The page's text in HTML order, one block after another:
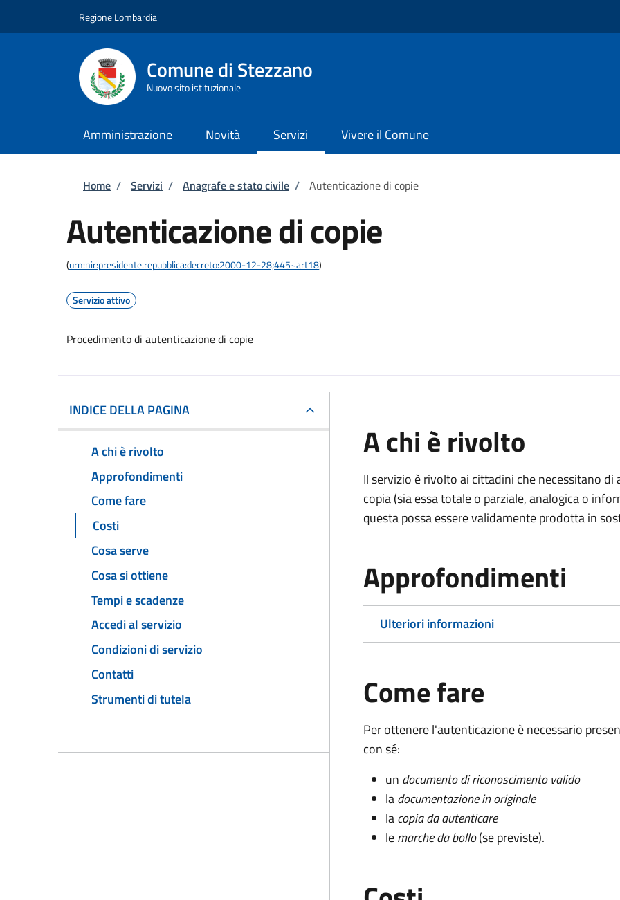
Regione Lombardia
Comune di Stezzano
Nuovo sito istituzionale
Amministrazione Novità Servizi Vivere il Comune
Briciole di pane
Home / Servizi / Anagrafe e stato civile / Autenticazione di copie
Autenticazione di copie
(urn:nir:presidente.repubblica:decreto:2000-12-28;445~art18)
Servizio attivo
Procedimento di autenticazione di copie
INDICE DELLA PAGINA
A chi è rivolto
Approfondimenti
Come fare
Costi
Cosa serve
Cosa si ottiene
Tempi e scadenze
Accedi al servizio
Condizioni di servizio
Contatti
Strumenti di tutela
A chi è rivolto
Il servizio è rivolto ai cittadini che necessitano
copia (sia essa totale o parziale, analogica o
questa possa essere validamente prodotta in
Approfondimenti
Ulteriori informazioni
Come fare
Per ottenere l'autenticazione è necessario
con sé:
un documento di riconoscimento valido
ladocumentazione in originale
lacopia da autenticare
lemarche da bollo(se previste).